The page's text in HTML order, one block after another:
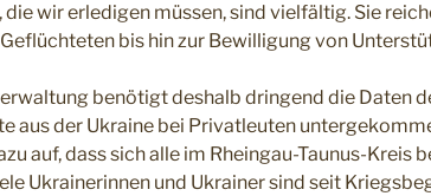
wir erledigen müssen, sind vielfältig. Sie
bis hin zur Bewilligung von
benötigt deshalb dringend die Daten
aus der Ukraine bei Privatleuten
auf, dass sich alle im Rheingau-Taunus-
Ukrainerinnen und Ukrainer sind seit